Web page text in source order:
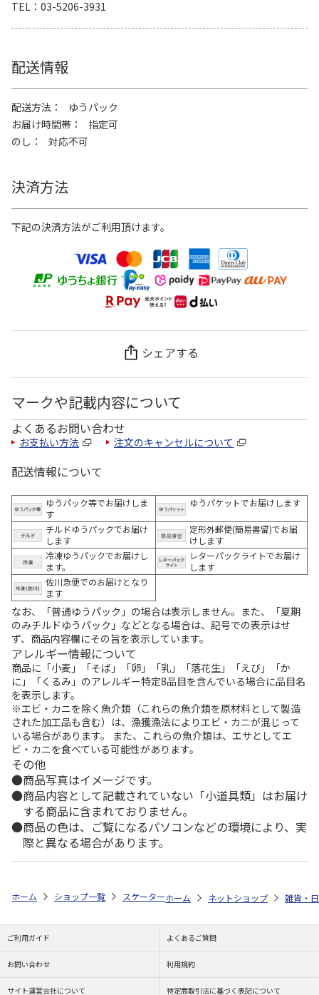
TEL
03-5206-3931
配送情報
配送方法
ゆうパック
お届け時間帯
指定可
のし
対応不可
決済方法
下記の決済方法がご利用頂けます。
シェアする
マークや記載内容について
よくあるお問い合わせ
お支払い方法 注文のキャンセルについて
配送情報について
ゆうパック等でお届けしま
す
ゆうパケットでお届けします
チルドゆうパックでお届け
します
定形外郵便(簡易書留)でお届
けします
冷凍ゆうパックでお届けし
ます。
レターパックライトでお届け
します
佐川急便でのお届けとなり
ます
なお、「普通ゆうパック」の場合は表示しません。また、「夏期
のみチルドゆうパック」などとなる場合は、記号での表示はせ
ず、商品内容欄にその旨を表示しています。
アレルギー情報について
商品に「小麦」「そば」「卵」「乳」「落花生」「えび」「か
に」「くるみ」のアレルギー特定8品目を含んでいる場合に品目名
を表示します。
※エビ・カニを除く魚介類（これらの魚介類を原材料として製造
された加工品も含む）は、漁獲漁法によりエビ・カニが混じって
いる場合があります。 また、これらの魚介類は、エサとしてエ
ビ・カニを食べている可能性があります。
その他
商品写真はイメージです。
商品内容として記載されていない「小道具類」はお届け
する商品に含まれておりません。
商品の色は、ご覧になるパソコンなどの環境により、実
際と異なる場合があります。
ホーム ショップ一覧 スケーター シールボックス500ml 2個入
ホーム ネットショップ 雑貨・
ご利用ガイド よくあるご質問
お問い合わせ 利用規約
サイト運営会社について 特定商取引法に基づく表記について